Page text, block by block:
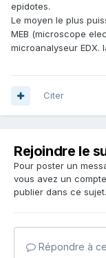
epidotes.
Le moyen le plus
MEB (microscope
microanalyseur
Citer
Rejoindre le
Pour poster un
vous avez un
publier dans ce sujet.
Répondre à